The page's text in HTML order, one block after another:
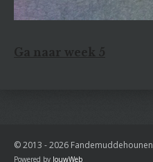
Ga naar week 5
© 2013 - 2026 Fandemuddehounen
Powered by JouwWeb